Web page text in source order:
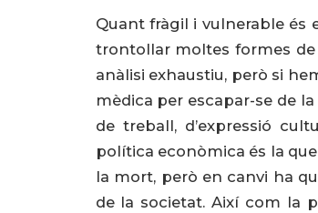
Quant fràgil i vulnerable és
trontollar moltes formes de
anàlisi exhaustiu, però si
mèdica per escapar-se de
de treball, d’expressió
política econòmica és la
la mort, però en canvi ha
de la societat. Així com la